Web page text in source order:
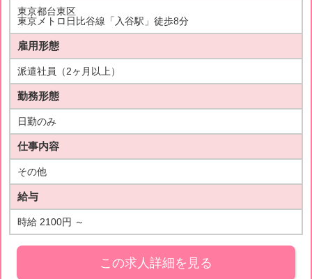
東京都台東区
東京メトロ日比谷線「入谷駅」徒歩8分
雇用形態
派遣社員（2ヶ月以上）
勤務形態
日勤のみ
仕事内容
その他
給与
時給 2100円 ～
この求人詳細を見る